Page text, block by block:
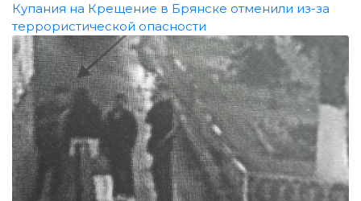
Купания на Крещение в Брянске отменили из-за
террористической опасности